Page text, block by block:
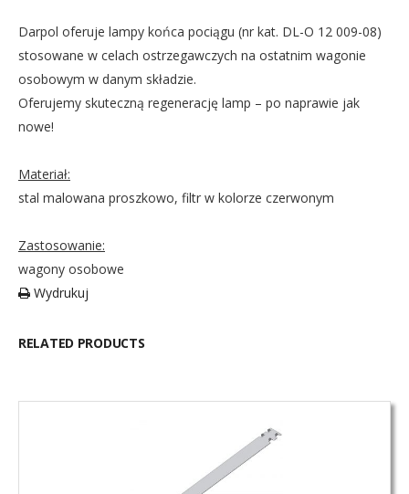
Darpol oferuje lampy końca pociągu (nr kat. DL-O 12 009-08)
stosowane w celach ostrzegawczych na ostatnim wagonie
osobowym w danym składzie.
Oferujemy skuteczną regenerację lamp – po naprawie jak
nowe!
Materiał:
stal malowana proszkowo, filtr w kolorze czerwonym
Zastosowanie:
wagony osobowe
Wydrukuj
RELATED PRODUCTS